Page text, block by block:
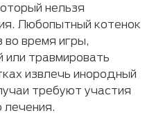
нельзя
Любопытный котенок
во время игры,
или травмировать
извлечь инородный
требуют участия
лечения.